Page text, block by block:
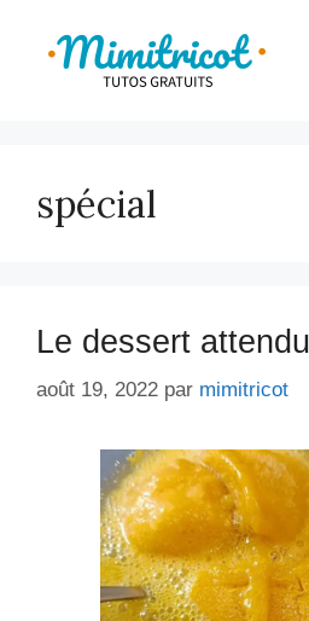
contenu
spécial
Le dessert
août 19, 2022 par mimitricot